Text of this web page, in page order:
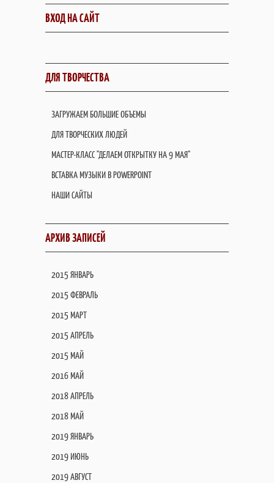
ВХОД НА САЙТ
ДЛЯ ТВОРЧЕСТВА
ЗАГРУЖАЕМ БОЛЬШИЕ ОБЪЕМЫ
ДЛЯ ТВОРЧЕСКИХ ЛЮДЕЙ
МАСТЕР-КЛАСС "ДЕЛАЕМ ОТКРЫТКУ НА 9 МАЯ"
ВСТАВКА МУЗЫКИ В POWERPOINT
НАШИ САЙТЫ
АРХИВ ЗАПИСЕЙ
2015 ЯНВАРЬ
2015 ФЕВРАЛЬ
2015 МАРТ
2015 АПРЕЛЬ
2015 МАЙ
2016 МАЙ
2018 АПРЕЛЬ
2018 МАЙ
2019 ЯНВАРЬ
2019 ИЮНЬ
2019 АВГУСТ